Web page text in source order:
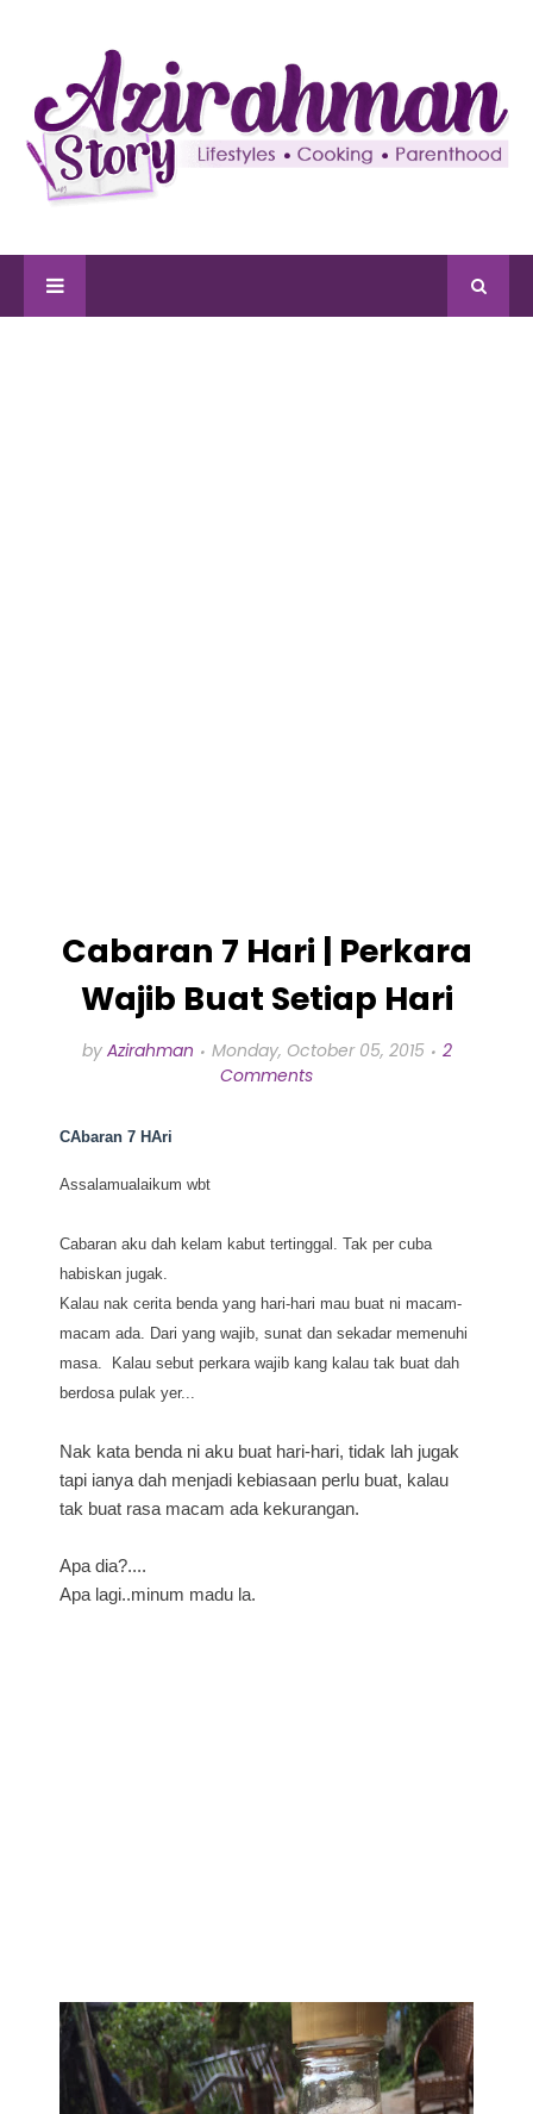
Cabaran 7 Hari | Perkara
Wajib Buat Setiap Hari
by Azirahman Monday, October 05, 2015
2
Comments
CAbaran 7 HAri
Assalamualaikum wbt
Cabaran aku dah kelam kabut tertinggal. Tak per cuba
habiskan jugak.
Kalau nak cerita benda yang hari-hari mau buat ni macam-
macam ada. Dari yang wajib, sunat dan sekadar memenuhi
masa. Kalau sebut perkara wajib kang kalau tak buat dah
berdosa pulak yer...
Nak kata benda ni aku buat hari-hari, tidak lah jugak
tapi ianya dah menjadi kebiasaan perlu buat, kalau
tak buat rasa macam ada kekurangan.
Apa dia?....
Apa lagi..minum madu la.